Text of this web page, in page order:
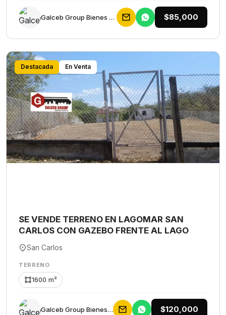
Galceb Group Bienes Raices $85,000
Destacada En Venta
SE VENDE TERRENO EN LAGOMAR SAN
CARLOS CON GAZEBO FRENTE AL LAGO
San Carlos
TERRENO
1600 m²
Galceb Group Bienes Raices $120,000